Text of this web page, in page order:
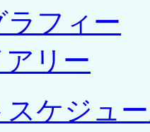
フィー
リー
スケジュ